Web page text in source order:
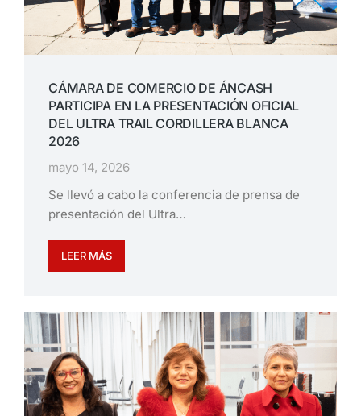
CÁMARA DE COMERCIO DE ÁNCASH
PARTICIPA EN LA PRESENTACIÓN OFICIAL
DEL ULTRA TRAIL CORDILLERA BLANCA
2026
mayo 14, 2026
Se llevó a cabo la conferencia de prensa de
presentación del Ultra…
LEER MÁS